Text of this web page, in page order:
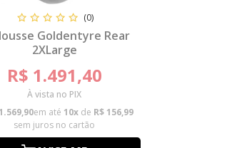
(0)
Goldentyre Rear
2XLarge
R$ 1.491,40
À vista no PIX
em até 10x de R$ 156,99
sem juros no cartão